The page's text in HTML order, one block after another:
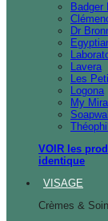
Badger
Dr
Lavera
Les
Logona
My Mira
VOIR les
identique
VISAGE
Crèmes &